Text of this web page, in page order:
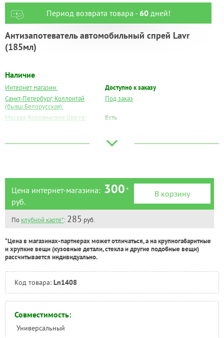
Период возврата товара - 60дней!
Антизапотеватель автомобильный спрей Lavr
(185мл)
Наличие
Интернет магазин:
Доступно к заказу
Санкт-Петербург, Коллонтай
(бывш.Белорусская):
Под заказ
Москва, Коровинское Шоссе:
Есть
Под заказ
Под заказ
Тюмень:
Под заказ
Челябинск:
Цена интернет-магазина: 300*
руб.
В корзину
По клубной карте*: 285 руб.
*Цена в магазинах-партнерах может отличаться, а на крупногабаритные
и хрупкие вещи (кузовные детали, стекла и другие подобные вещи)
рассчитывается индивидуально.
Код товара: Ln1408
Совместимость:
Универсальный